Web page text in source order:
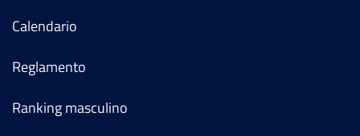
Calendario
Reglamento
Ranking masculino